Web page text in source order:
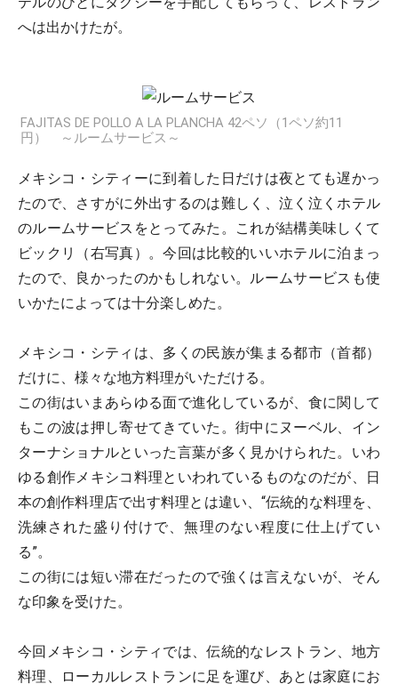
へは出かけたが。
FAJITAS DE POLLO A LA PLANCHA 42ペソ（1ペソ約11
円） ～ルームサービス～
メキシコ・シティーに到着した日だけは夜とても遅かっ
たので、さすがに外出するのは難しく、泣く泣くホテル
のルームサービスをとってみた。これが結構美味しくて
ビックリ（右写真）。今回は比較的いいホテルに泊まっ
たので、良かったのかもしれない。ルームサービスも使
いかたによっては十分楽しめた。
メキシコ・シティは、多くの民族が集まる都市（首都）
だけに、様々な地方料理がいただける。
この街はいまあらゆる面で進化しているが、食に関して
もこの波は押し寄せてきていた。街中にヌーベル、イン
ターナショナルといった言葉が多く見かけられた。いわ
ゆる創作メキシコ料理といわれているものなのだが、日
本の創作料理店で出す料理とは違い、“伝統的な料理を、
洗練された盛り付けで、無理のない程度に仕上げてい
る”。
この街には短い滞在だったので強くは言えないが、そん
な印象を受けた。
今回メキシコ・シティでは、伝統的なレストラン、地方
料理、ローカルレストランに足を運び、あとは家庭にお